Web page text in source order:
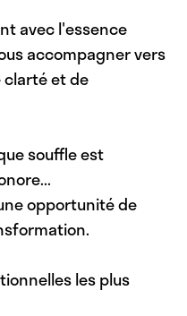
avec l'essence
accompagner vers
clarté et de
souffle est
opportunité de
les plus